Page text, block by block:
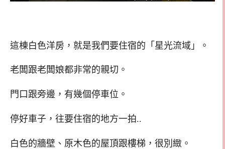
這棟白色洋房，就是我們要住宿的「星光流域」。
老闆跟老闆娘都非常的親切。
門口跟旁邊，有幾個停車位。
停好車子，往要住宿的地方一拍..
白色的牆壁、原木色的屋頂跟樓梯，很別緻。